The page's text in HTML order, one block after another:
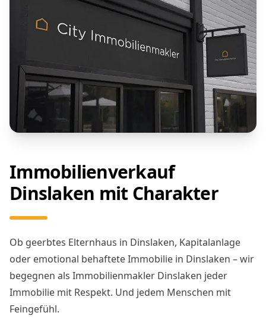
Immobilienverkauf
Dinslaken mit Charakter
Ob geerbtes Elternhaus in Dinslaken, Kapitalanlage
oder emotional behaftete Immobilie in Dinslaken – wir
begegnen als Immobilienmakler Dinslaken jeder
Immobilie mit Respekt. Und jedem Menschen mit
Feingefühl.